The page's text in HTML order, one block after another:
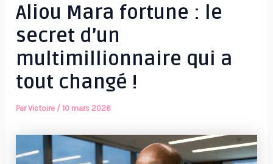
Aliou Mara fortune : le
secret d’un
multimillionnaire qui a
tout changé !
ParVictoire /10 mars 2026